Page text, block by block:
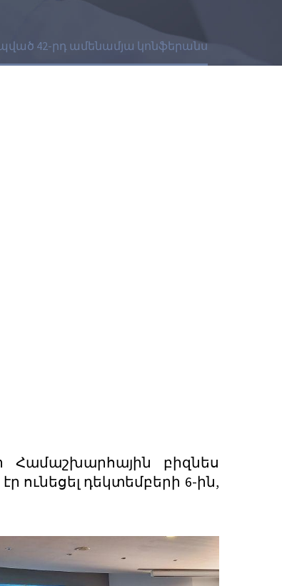
42-րդ ամենամյա կոնֆերանս
Համաշխարհային բիզնես
ունեցել դեկտեմբերի 6-ին,